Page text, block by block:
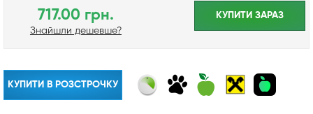
717.00 грн.
Знайшли дешевше?
КУПИТИ ЗАРАЗ
КУПИТИ В РОЗСТРОЧКУ